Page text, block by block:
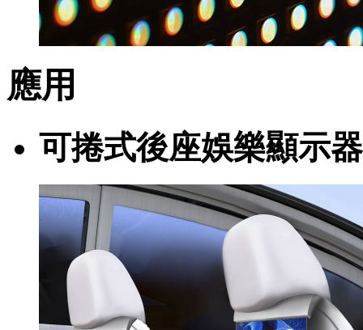
應用
可捲式後座娛樂顯示器